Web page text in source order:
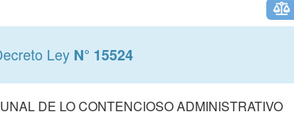
Ley N° 15524
DE LO CONTENCIOSO ADMINISTRATIVO